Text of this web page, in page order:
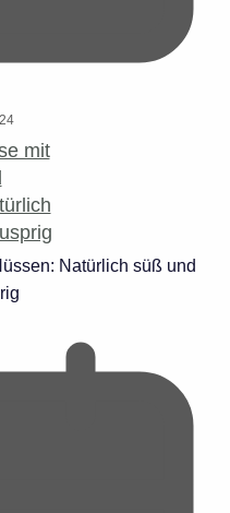
Natürlich süß und